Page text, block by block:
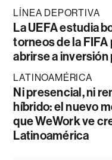
LÍNEA DEPORTIVA
La UEFA estudia
torneos de la FIFA
abrirse a inversión
LATINOAMÉRICA
Ni presencial, ni
híbrido: el nuevo
que WeWork ve
Latinoamérica